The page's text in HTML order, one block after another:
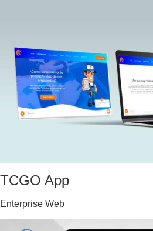
TCGO App
Enterprise Web